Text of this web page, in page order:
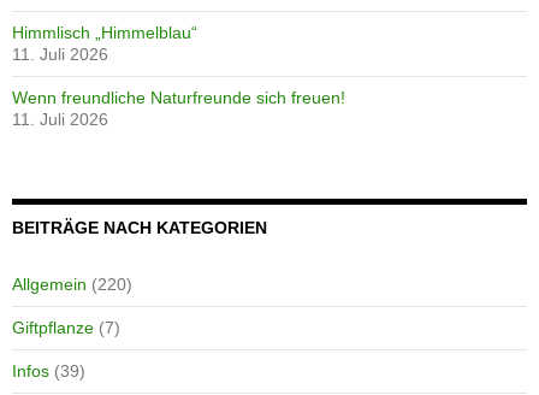
Himmlisch „Himmelblau“
11. Juli 2026
Wenn freundliche Naturfreunde sich freuen!
11. Juli 2026
BEITRÄGE NACH KATEGORIEN
Allgemein (220)
Giftpflanze (7)
Infos (39)